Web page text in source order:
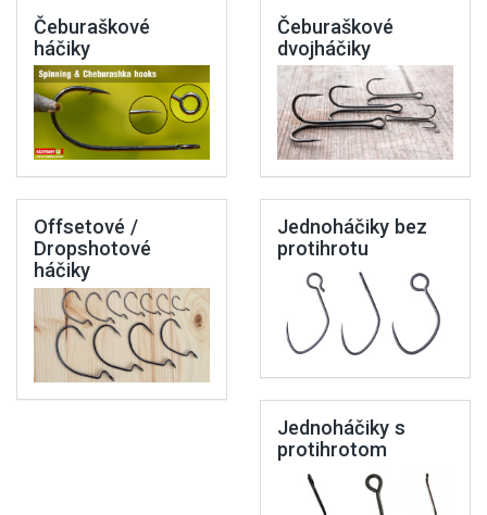
Čeburaškové
háčiky
Čeburaškové
dvojháčiky
Offsetové /
Dropshotové
háčiky
Jednoháčiky bez
protihrotu
Jednoháčiky s
protihrotom